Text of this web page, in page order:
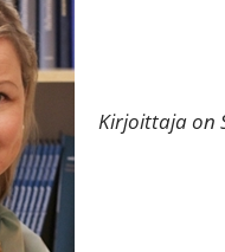
Kirjoittaja on